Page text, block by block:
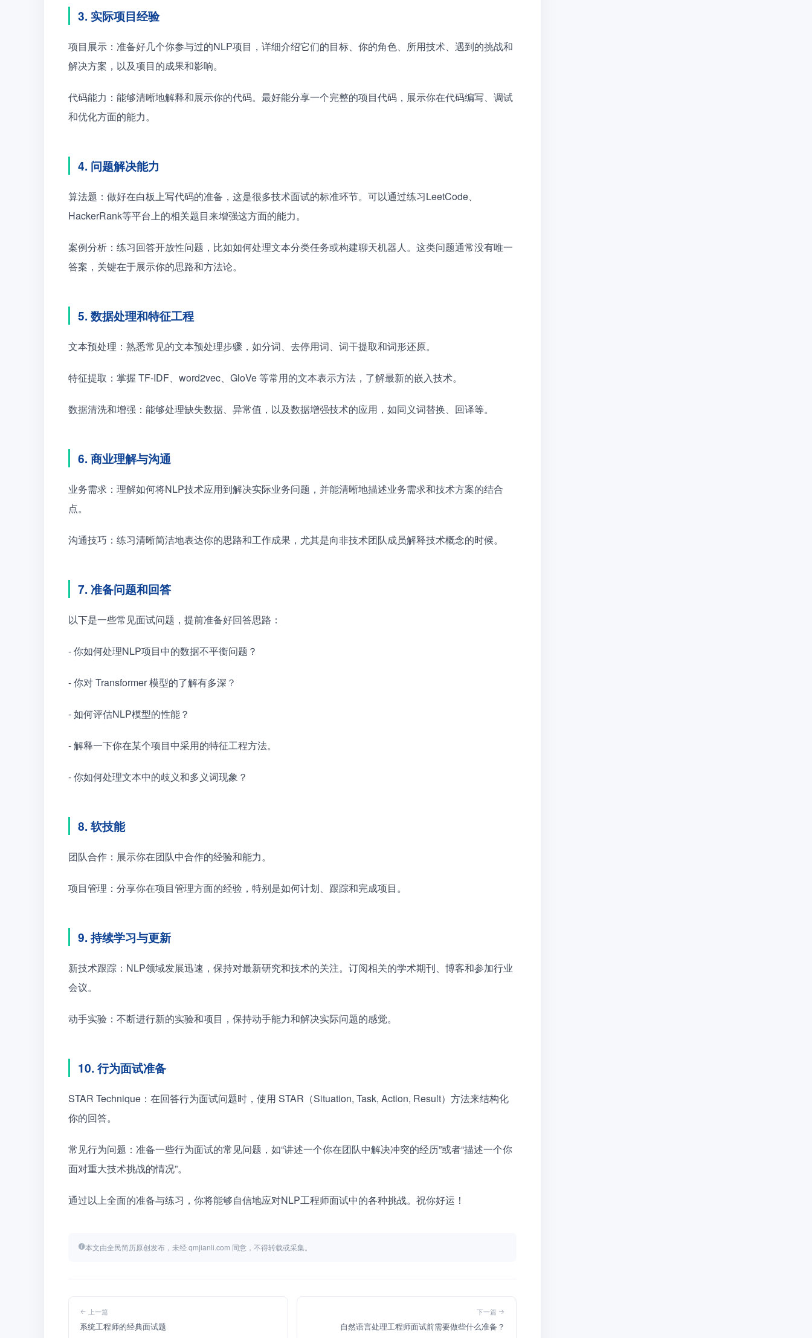
3. 实际项目经验
项目展示：准备好几个你参与过的NLP项目，详细介绍它们的目标、你的角色、所用技术、遇到的挑战和
解决方案，以及项目的成果和影响。
代码能力：能够清晰地解释和展示你的代码。最好能分享一个完整的项目代码，展示你在代码编写、调试
和优化方面的能力。
4. 问题解决能力
算法题：做好在白板上写代码的准备，这是很多技术面试的标准环节。可以通过练习LeetCode、
HackerRank等平台上的相关题目来增强这方面的能力。
案例分析：练习回答开放性问题，比如如何处理文本分类任务或构建聊天机器人。这类问题通常没有唯一
答案，关键在于展示你的思路和方法论。
5. 数据处理和特征工程
文本预处理：熟悉常见的文本预处理步骤，如分词、去停用词、词干提取和词形还原。
特征提取：掌握 TF-IDF、word2vec、GloVe 等常用的文本表示方法，了解最新的嵌入技术。
数据清洗和增强：能够处理缺失数据、异常值，以及数据增强技术的应用，如同义词替换、回译等。
6. 商业理解与沟通
业务需求：理解如何将NLP技术应用到解决实际业务问题，并能清晰地描述业务需求和技术方案的结合
点。
沟通技巧：练习清晰简洁地表达你的思路和工作成果，尤其是向非技术团队成员解释技术概念的时候。
7. 准备问题和回答
以下是一些常见面试问题，提前准备好回答思路：
- 你如何处理NLP项目中的数据不平衡问题？
- 你对 Transformer 模型的了解有多深？
- 如何评估NLP模型的性能？
- 解释一下你在某个项目中采用的特征工程方法。
- 你如何处理文本中的歧义和多义词现象？
8. 软技能
团队合作：展示你在团队中合作的经验和能力。
项目管理：分享你在项目管理方面的经验，特别是如何计划、跟踪和完成项目。
9. 持续学习与更新
新技术跟踪：NLP领域发展迅速，保持对最新研究和技术的关注。订阅相关的学术期刊、博客和参加行业
会议。
动手实验：不断进行新的实验和项目，保持动手能力和解决实际问题的感觉。
10. 行为面试准备
STAR Technique：在回答行为面试问题时，使用 STAR（Situation, Task, Action, Result）方法来结构化
你的回答。
常见行为问题：准备一些行为面试的常见问题，如“讲述一个你在团队中解决冲突的经历”或者“描述一个你
面对重大技术挑战的情况”。
通过以上全面的准备与练习，你将能够自信地应对NLP工程师面试中的各种挑战。祝你好运！
本文由全民简历原创发布，未经 qmjianli.com 同意，不得转载或采集。
上一篇
系统工程师的经典面试题
下一篇
自然语言处理工程师面试前需要做些什么准备？